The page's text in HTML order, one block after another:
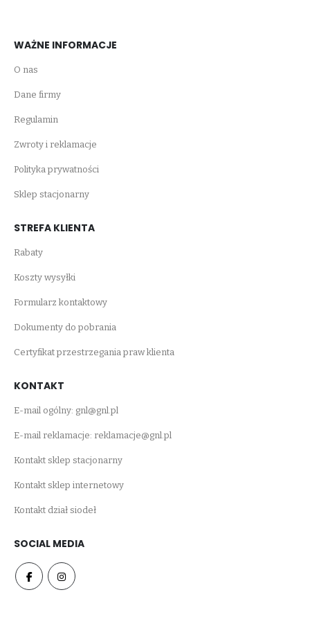
WAŻNE INFORMACJE
O nas
Dane firmy
Regulamin
Zwroty i reklamacje
Polityka prywatności
Sklep stacjonarny
STREFA KLIENTA
Rabaty
Koszty wysyłki
Formularz kontaktowy
Dokumenty do pobrania
Certyfikat przestrzegania praw klienta
KONTAKT
E-mail ogólny: gnl@gnl.pl
E-mail reklamacje: reklamacje@gnl.pl
Kontakt sklep stacjonarny
Kontakt sklep internetowy
Kontakt dział siodeł
SOCIAL MEDIA